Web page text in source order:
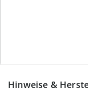
versehentlich - mal
Hinweise &